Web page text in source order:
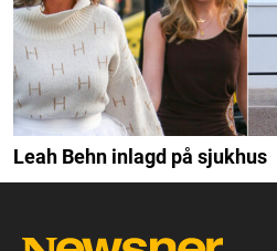
Leah Behn inlagd på sjukhus